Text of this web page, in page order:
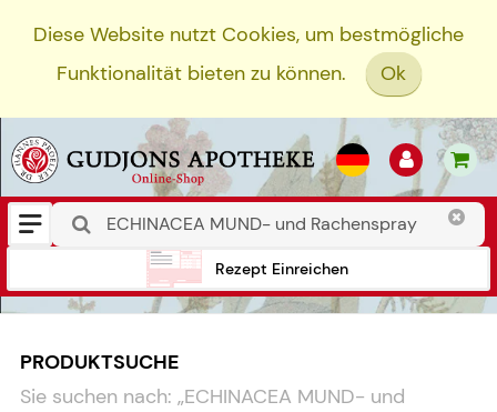
Diese Website nutzt Cookies, um bestmögliche
Funktionalität bieten zu können.
Ok
Rezept Einreichen
PRODUKTSUCHE
Sie suchen nach: „ECHINACEA MUND- und